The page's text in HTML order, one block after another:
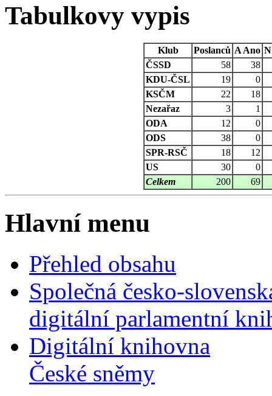
Tabulkovy vypis
Klub Poslanců A Ano N
ČSSD
58
38
KDU-ČSL
19
0
KSČM
22
18
Nezařaz
3
1
ODA
12
0
ODS
38
0
SPR-RSČ
18
12
US
30
0
Celkem
200 69
Hlavní menu
Přehled obsahu
Společná česko-
digitální parlamentní
Digitální knihovna
České sněmy